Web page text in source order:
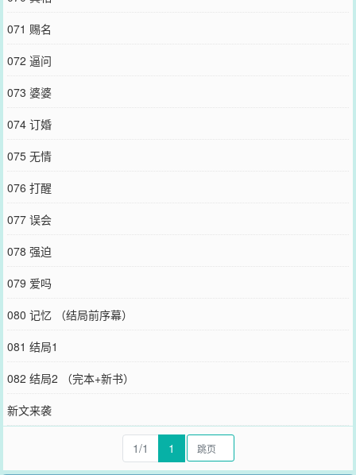
071 赐名
072 逼问
073 婆婆
074 订婚
075 无情
076 打醒
077 误会
078 强迫
079 爱吗
080 记忆 （结局前序幕）
081 结局1
082 结局2 （完本+新书）
新文来袭
1/1 1